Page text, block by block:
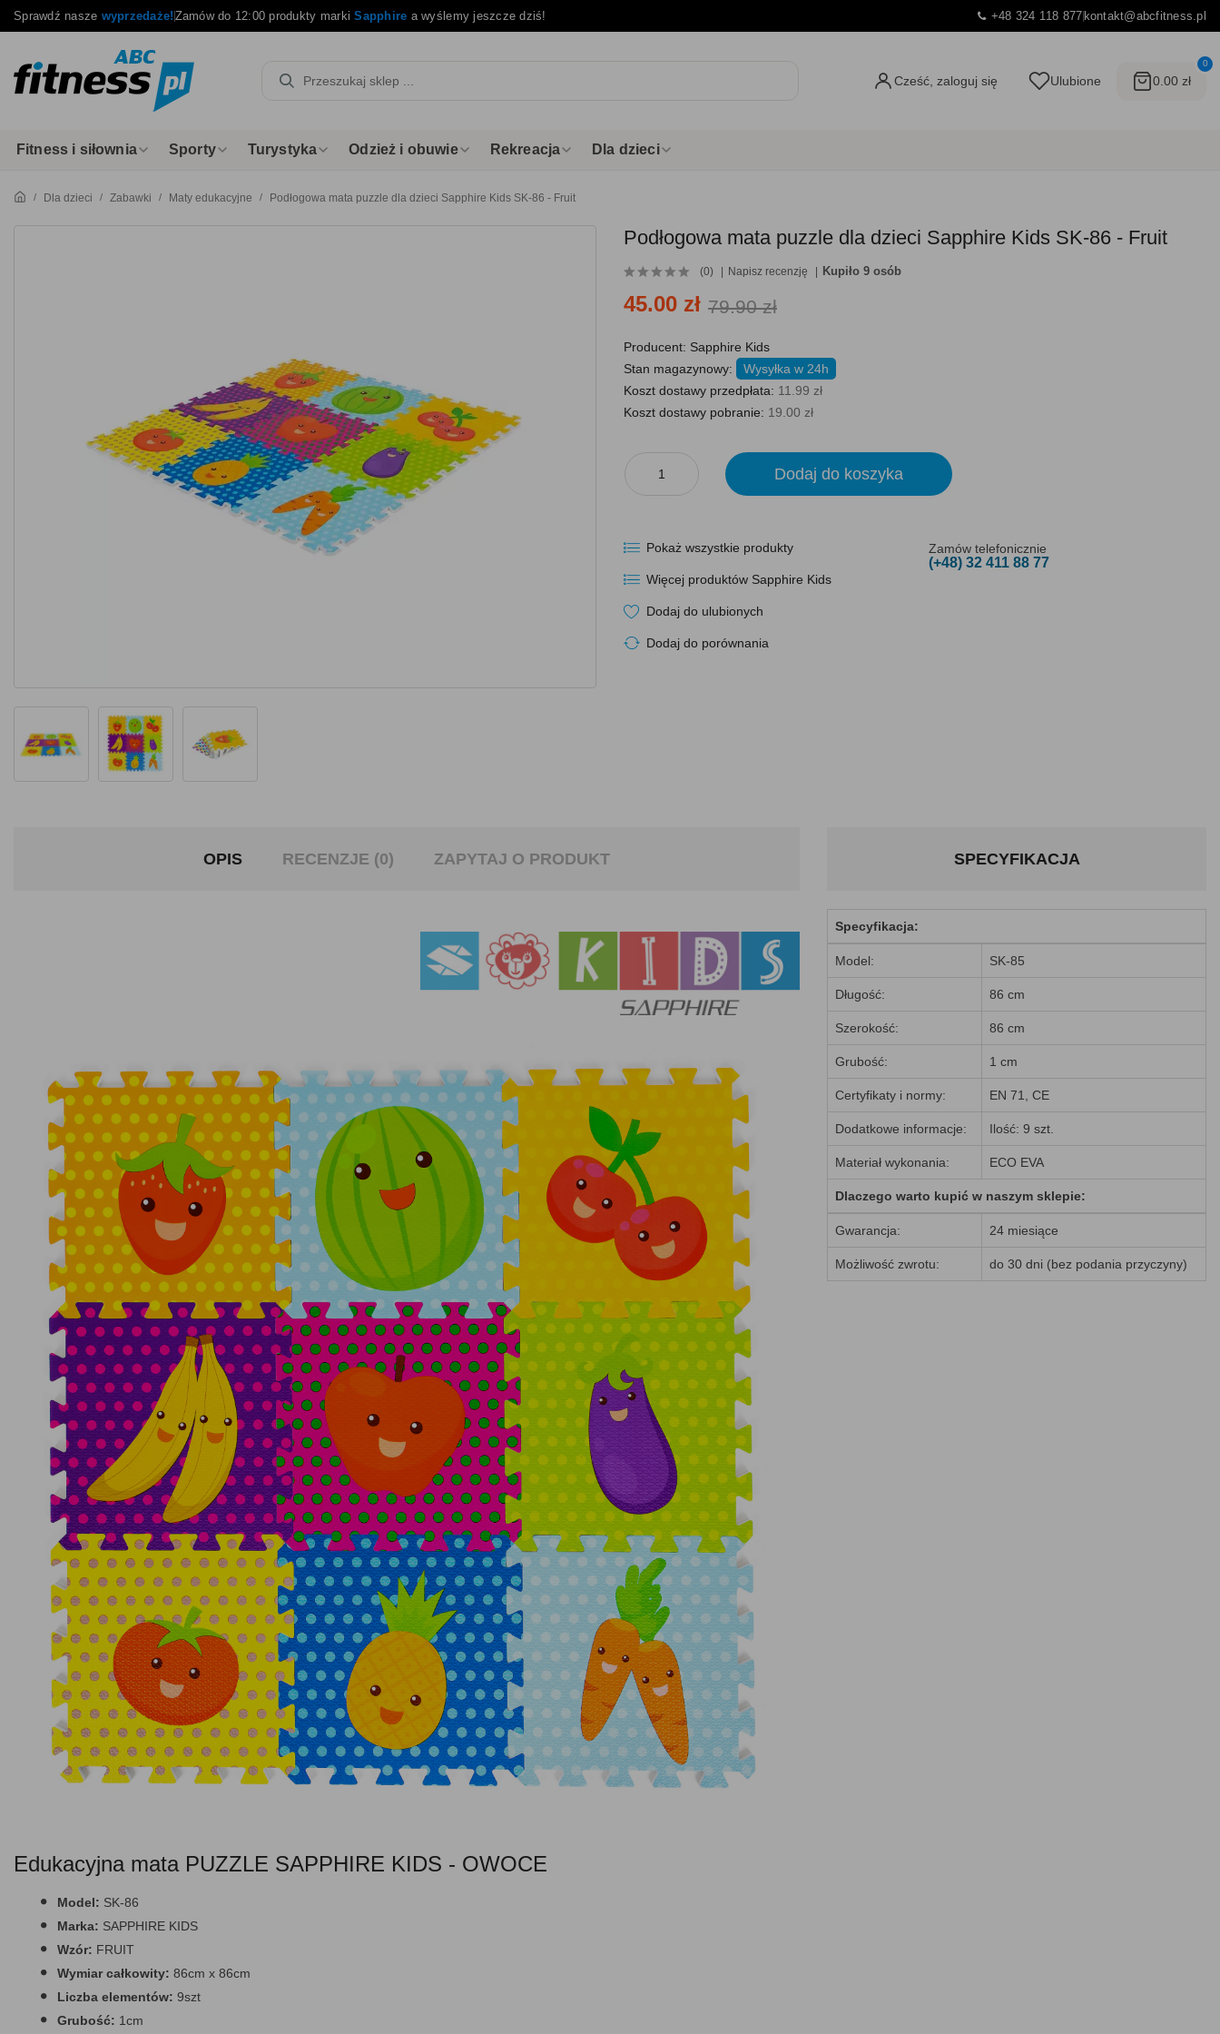
Sprawdź nasze wyprzedaże!Zamów do 12:00 produkty markiSapphire a wyślemy jeszcze dziś! +48 324 118 877kontakt@abcfitness.pl
Cześć, zaloguj się Ulubione
0
0.00 zł
Fitness i siłownia Sporty Turystyka Odzież i obuwie Rekreacja Dla dzieci
Dla dzieci Zabawki Maty edukacyjne Podłogowa mata puzzle dla dzieci Sapphire Kids SK-86 - Fruit
Podłogowa mata puzzle dla dzieci Sapphire Kids SK-86 - Fruit
(0) Napisz recenzję Kupiło 9 osób
45.00 zł 79.90 zł
Producent: Sapphire Kids
Stan magazynowy:
Wysyłka w 24h
Koszt dostawy przedpłata: 11.99 zł
Koszt dostawy pobranie: 19.00 zł
Dodaj do koszyka
Pokaż wszystkie produkty
Więcej produktów Sapphire Kids
Dodaj do ulubionych
Dodaj do porównania
Zamów telefonicznie
(+48) 32 411 88 77
OPIS RECENZJE (0) ZAPYTAJ O PRODUKT
Edukacyjna mata PUZZLE SAPPHIRE KIDS - OWOCE
Model: SK-86
Marka: SAPPHIRE KIDS
Wzór: FRUIT
Wymiar całkowity: 86cm x 86cm
Liczba elementów: 9szt
Grubość: 1cm
SPECYFIKACJA
Specyfikacja:
Model: SK-85
Długość: 86 cm
Szerokość: 86 cm
Grubość: 1 cm
Certyfikaty i normy: EN 71, CE
Dodatkowe informacje: Ilość: 9 szt.
Materiał wykonania: ECO EVA
Dlaczego warto kupić w naszym sklepie:
Gwarancja: 24 miesiące
Możliwość zwrotu: do 30 dni (bez podania przyczyny)